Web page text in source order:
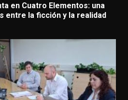
en Cuatro Elementos: una
entre la ficción y la realidad